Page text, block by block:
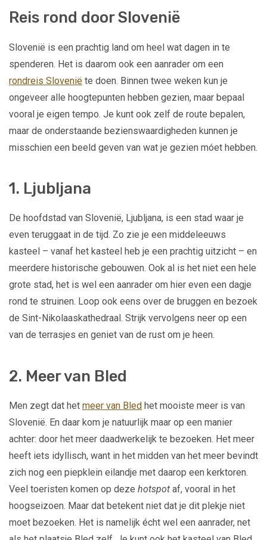
Reis rond door Slovenië
Slovenië is een prachtig land om heel wat dagen in te
spenderen. Het is daarom ook een aanrader om een
rondreis Slovenië te doen. Binnen twee weken kun je
ongeveer alle hoogtepunten hebben gezien, maar bepaal
vooral je eigen tempo. Je kunt ook zelf de route bepalen,
maar de onderstaande bezienswaardigheden kunnen je
misschien een beeld geven van wat je gezien móet hebben.
1. Ljubljana
De hoofdstad van Slovenië, Ljubljana, is een stad waar je
even teruggaat in de tijd. Zo zie je een middeleeuws
kasteel – vanaf het kasteel heb je een prachtig uitzicht – en
meerdere historische gebouwen. Ook al is het niet een hele
grote stad, het is wel een aanrader om hier even een dagje
rond te struinen. Loop ook eens over de bruggen en bezoek
de Sint-Nikolaaskathedraal. Strijk vervolgens neer op een
van de terrasjes en geniet van de rust om je heen.
2. Meer van Bled
Men zegt dat het meer van Bled het mooiste meer is van
Slovenië. En daar kom je natuurlijk maar op een manier
achter: door het meer daadwerkelijk te bezoeken. Het meer
heeft iets idyllisch, want in het midden van het meer bevindt
zich nog een piepklein eilandje met daarop een kerktoren.
Veel toeristen komen op deze hotspot af, vooral in het
hoogseizoen. Maar dat betekent niet dat je dit plekje niet
moet bezoeken. Het is namelijk écht wel een aanrader, net